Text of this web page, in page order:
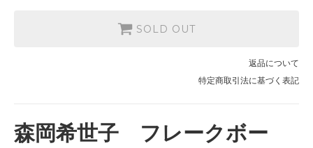
SOLD OUT
返品について
特定商取引法に基づく表記
森岡希世子 フレークボー